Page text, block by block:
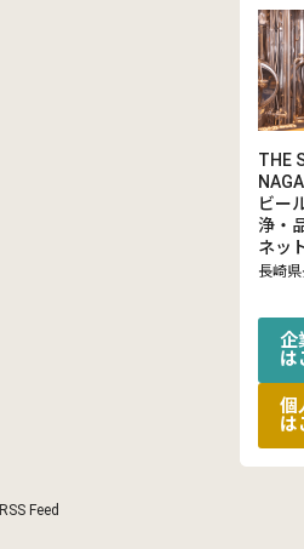
THE
ビー
浄・
ネッ
長崎
企
は
個
は
RSS Feed